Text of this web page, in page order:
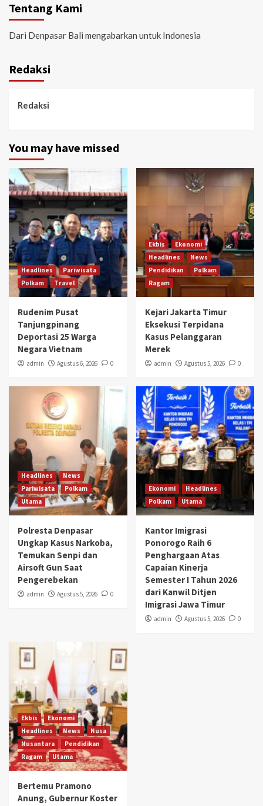
Tentang Kami
Dari Denpasar Bali mengabarkan untuk Indonesia
Redaksi
Redaksi
You may have missed
Headlines
Pariwisata
Polkam
Travel
Rudenim Pusat
Tanjungpinang
Deportasi 25 Warga
Negara Vietnam
admin Agustus 6, 2026 0
Ekbis
Ekonomi
Headlines
News
Pendidikan
Polkam
Ragam
Kejari Jakarta Timur
Eksekusi Terpidana
Kasus Pelanggaran
Merek
admin Agustus 5, 2026 0
Headlines
News
Pariwisata
Polkam
Utama
Polresta Denpasar
Ungkap Kasus Narkoba,
Temukan Senpi dan
Airsoft Gun Saat
Pengerebekan
admin Agustus 5, 2026 0
Ekonomi
Headlines
Polkam
Utama
Kantor Imigrasi
Ponorogo Raih 6
Penghargaan Atas
Capaian Kinerja
Semester I Tahun 2026
dari Kanwil Ditjen
Imigrasi Jawa Timur
admin Agustus 5, 2026 0
Ekbis
Ekonomi
Headlines
News
Nusa
Nusantara
Pendidikan
Ragam
Utama
Bertemu Pramono
Anung, Gubernur Koster